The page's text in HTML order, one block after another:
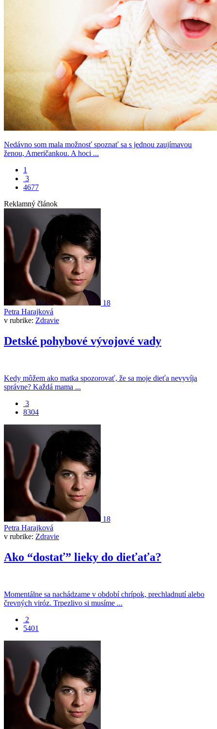
Nedávno som mala možnosť spoznať sa s jednou zaujímavou
ženou, Američankou. A hoci ...
1
3
4677
Reklamný článok
18
Petra Harajková
v rubrike: Zdravie
Detské pohybové vývojové vady
Kedy môžem ako matka spozorovať, že sa moje dieťa nevyvíja
správne? Každá mama ...
3
8304
18
Petra Harajková
v rubrike: Zdravie
Ako “dostať” lieky do dieťaťa?
Momentálne sa nachádzame v období chrípok, prechladnutí alebo
črevných viróz. Trpezlivo si musíme ...
2
5401